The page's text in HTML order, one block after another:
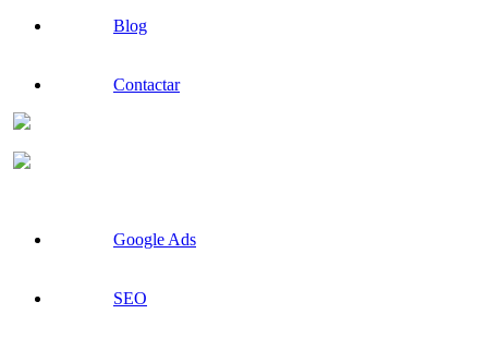
Blog
Contactar
Google Ads
SEO